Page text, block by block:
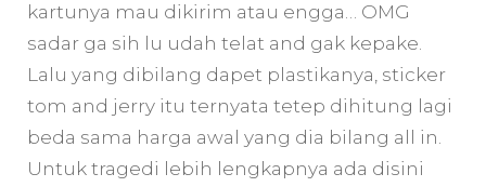
kartunya mau dikirim atau engga… OMG
sadar ga sih lu udah telat and gak kepake.
Lalu yang dibilang dapet plastikanya, sticker
tom and jerry itu ternyata tetep dihitung lagi
beda sama harga awal yang dia bilang all in.
Untuk tragedi lebih lengkapnya ada disini